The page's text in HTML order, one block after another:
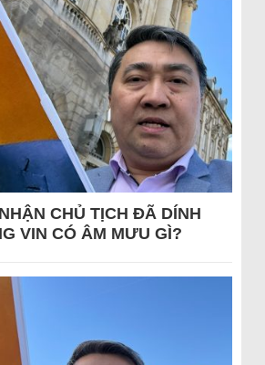
CHỦ TỊCH ĐÃ DÍNH
VIN CÓ ÂM MƯU GÌ?